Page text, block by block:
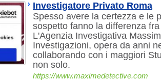
Investigatore Privato Roma
Spesso avere la certezza e le
sospetto fanno la differenza
L'Agenzia Investigativa
Investigazioni, opera da anni
collaborando con i maggiori
non solo.
https://www.maximedetective.com